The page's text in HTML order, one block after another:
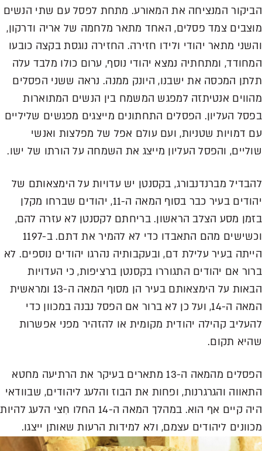
הביקור המנציחה את המאורע. מתחת לפסל עם שתי הנשים
מוצבים צמד פסלים, האחד מתאר מלחמה של אריה ודרקון,
והשני מתאר יהודי ולידו חזירה. החזירה נוגסת בקצה כובעו
המחודד, ומתחתיה נמצא יהודי נוסף, ערום כולו מלבד עלה
תלתן המכסה את ישבנו, היונק ממנה. נראה ששני הפסלים
מהווים אנטיתזה למפגש המשמח בין הנשים המתוארות
בפסל העליון. הפסלים התחתונים מייצגים מפגשים שליליים
עם דמויות שטניות, ועם עולם אפל של מפלצות ואנשי
שוליים, והפסל העליון מייצג את השמחה על הורתו של ישו.
להבדיל מברנדנבורג, בקסנטן יש עדויות על הימצאותם של
יהודים בעיר כבר בסוף המאה ה-11, יהודים שברחו מקלן
בזמן מסע הצלב הראשון. בריחתם לקסנטן לא עזרה להם,
וכשישים מהם התאבדו כדי לא להמיר את דתם. ב-1197
הייתה בעיר עלילת דם, ובעקבותיה נהרגו יהודים נוספים. לא
ברור אם יהודים התגוררו בקסנטן ברציפות, כי העדויות
הבאות על הימצאותם בעיר הן מסוף המאה ה-13 ומראשית
המאה ה-14, ועל כן לא ברור אם הפסל נבנה במכוון כדי
להעליב קהילה יהודית מקומית או להזהיר מפני אפשרות
שהיא תקום.
הפסלים מהמאה ה-13 מתארים בעיקר את הרתיעה מחטא
התאווה והגרגרנות, ופחות את הבוז והלעג ליהודים, שבוודאי
היה קיים אף הוא. במהלך המאה ה-14 החלו חִצי הלעג להיות
מכוונים ליהודים עצמם, ולא למידות הרעות שאותן ייצגו.